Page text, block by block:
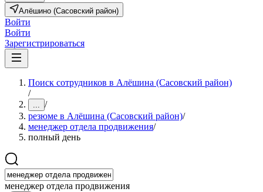
Алёшино (Сасовский район)
Войти
Войти
Зарегистрироваться
Поиск сотрудников в Алёшина (Сасовский район)
/
... /
резюме в Алёшина (Сасовский район)/
менеджер отдела продвижения/
полный день
менеджер отдела продвижения